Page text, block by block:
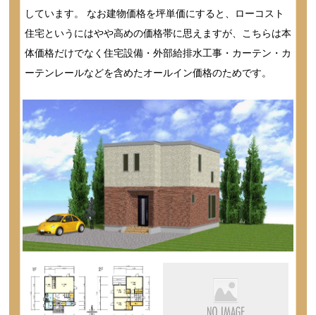
しています。 なお建物価格を坪単価にすると、ローコスト
住宅というにはやや高めの価格帯に思えますが、こちらは本
体価格だけでなく住宅設備・外部給排水工事・カーテン・カ
ーテンレールなどを含めたオールイン価格のためです。